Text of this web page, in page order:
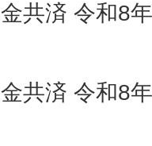
共済 令和8
共済 令和8